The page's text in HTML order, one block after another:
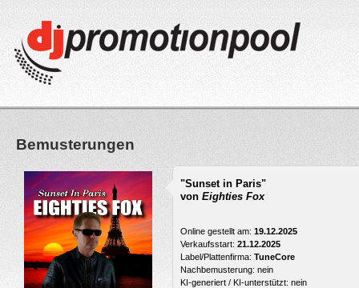
Bemusterungen
"Sunset in Paris"
von Eighties Fox
Online gestellt am: 19.12.2025
Verkaufsstart: 21.12.2025
Label/Plattenfirma: TuneCore
Nachbemusterung: nein
KI-generiert / KI-unterstützt: nein